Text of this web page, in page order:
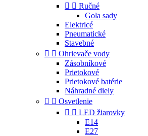
  Ručné
Gola sady
Elektricé
Pneumatické
Stavebné
  Ohrievače vody
Zásobníkové
Prietokové
Prietokové batérie
Náhradné diely
  Osvetlenie
  LED žiarovky
E14
E27